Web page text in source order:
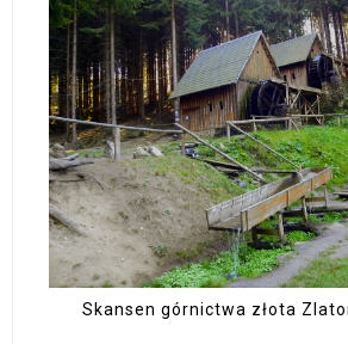
Skansen górnictwa złota